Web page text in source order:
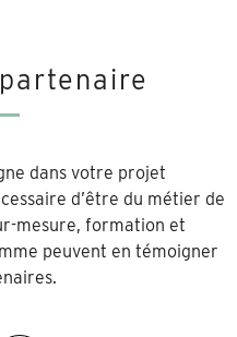
dans votre projet
d’être du métier de
mesure, formation et
peuvent en témoigner